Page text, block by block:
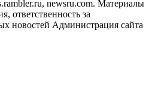
newsru.com. Материалы
ответственность за
новостей Администрация сайта